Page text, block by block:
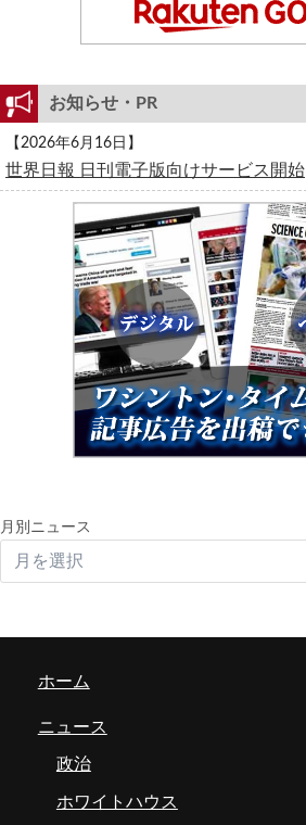
お知らせ・PR
【2026年6月16日】
世界日報 日刊電子版向けサービス開始
月別ニュース
ホーム
ニュース
政治
ホワイトハウス